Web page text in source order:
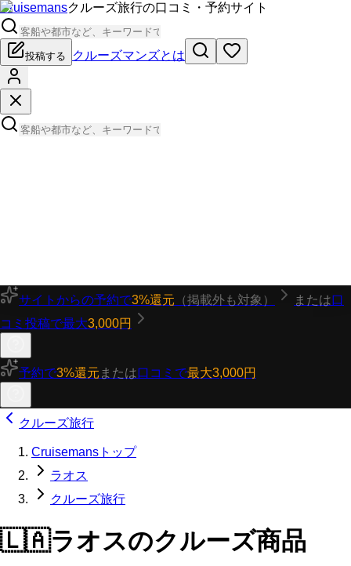
Cruisemansクルーズ旅行の口コミ・予約サイト
投稿する クルーズマンズとは
サイトからの予約で3%還元 （掲載外も対象） または口
コミ投稿で最大3,000円
予約で3%還元 または口コミで最大3,000円
クルーズ旅行
Cruisemansトップ
ラオス
クルーズ旅行
🇱🇦ラオスのクルーズ商品